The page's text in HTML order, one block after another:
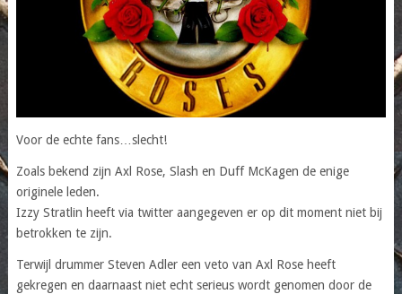
Voor de echte fans…slecht!
Zoals bekend zijn Axl Rose, Slash en Duff McKagen de enige
originele leden.
Izzy Stratlin heeft via twitter aangegeven er op dit moment niet bij
betrokken te zijn.
Terwijl drummer Steven Adler een veto van Axl Rose heeft
gekregen en daarnaast niet echt serieus wordt genomen door de